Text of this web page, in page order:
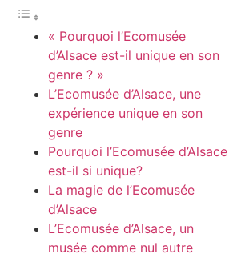
« Pourquoi l’Ecomusée
d’Alsace est-il unique en son
genre ? »
L’Ecomusée d’Alsace, une
expérience unique en son
genre
Pourquoi l’Ecomusée d’Alsace
est-il si unique?
La magie de l’Ecomusée
d’Alsace
L’Ecomusée d’Alsace, un
musée comme nul autre